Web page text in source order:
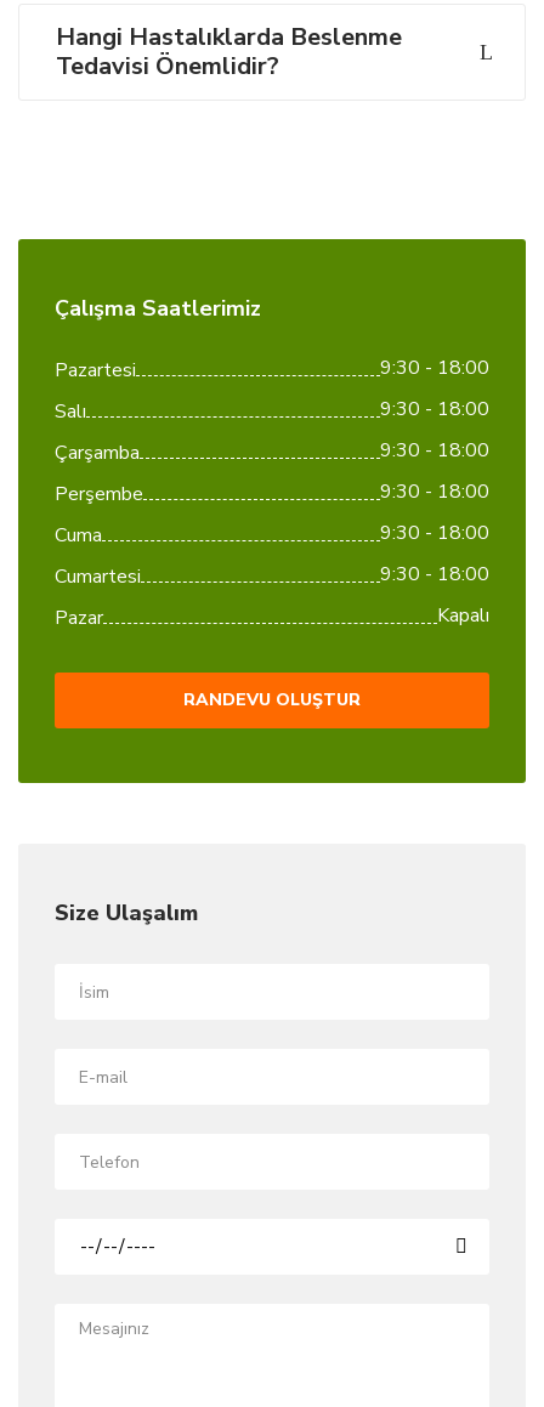
Hangi Hastalıklarda Beslenme
Tedavisi Önemlidir?
Çalışma Saatlerimiz
Pazartesi
9:30 - 18:00
Salı
9:30 - 18:00
Çarşamba
9:30 - 18:00
Perşembe
9:30 - 18:00
Cuma
9:30 - 18:00
Cumartesi
9:30 - 18:00
Pazar
Kapalı
RANDEVU OLUŞTUR
Size Ulaşalım